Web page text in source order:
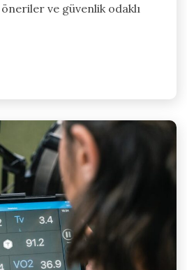
ve güvenlik odaklı